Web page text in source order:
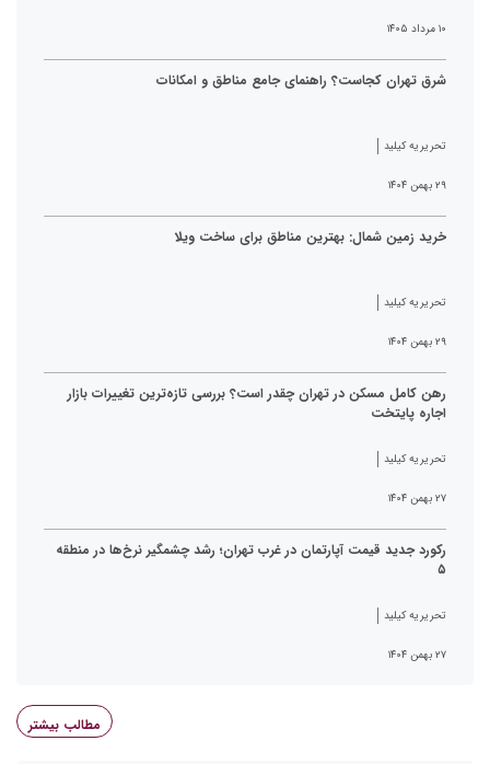
۱۰ مرداد ۱۴۰۵
شرق تهران کجاست؟ راهنمای جامع مناطق و امکانات
تحریریه کیلید
۲۹ بهمن ۱۴۰۴
خرید زمین شمال: بهترین مناطق برای ساخت ویلا
تحریریه کیلید
۲۹ بهمن ۱۴۰۴
رهن کامل مسکن در تهران چقدر است؟ بررسی تازه‌ترین تغییرات بازار
اجاره پایتخت
تحریریه کیلید
۲۷ بهمن ۱۴۰۴
رکورد جدید قیمت آپارتمان در غرب تهران؛ رشد چشمگیر نرخ‌ها در منطقه
۵
تحریریه کیلید
۲۷ بهمن ۱۴۰۴
مطالب بیشتر